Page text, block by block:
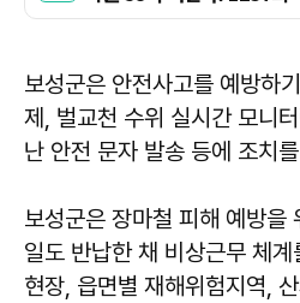
보성군은 안전사고를 예방하
제, 벌교천 수위 실시간 모니
난 안전 문자 발송 등에 조치
보성군은 장마철 피해 예방을
일도 반납한 채 비상근무 체
현장, 읍면별 재해위험지역,